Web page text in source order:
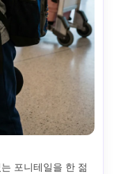
포니테일을 한 젊